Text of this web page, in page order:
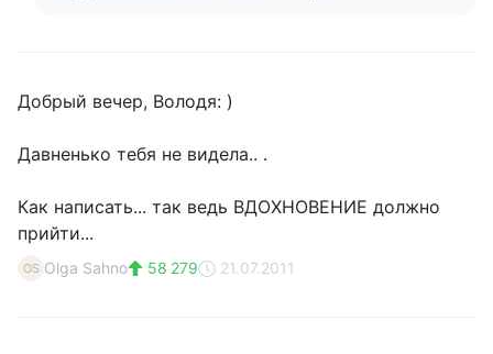
Добрый вечер, Володя: )
Давненько тебя не видела.. .
Как написать... так ведь ВДОХНОВЕНИЕ должно
прийти...
OS Olga Sahno 58 279 21.07.2011